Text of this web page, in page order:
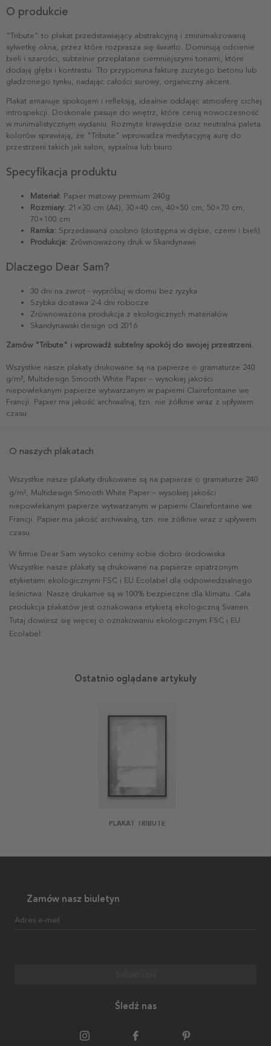
O produkcie
"Tribute" to plakat przedstawiający abstrakcyjną i zminimalizowaną
sylwetkę okna, przez które rozprasza się światło. Dominują odcienie
bieli i szarości, subtelnie przeplatane ciemniejszymi tonami, które
dodają głębi i kontrastu. Tło przypomina fakturę zużytego betonu lub
gładzonego tynku, nadając całości surowy, organiczny akcent.
Plakat emanuje spokojem i refleksją, idealnie oddając atmosferę cichej
introspekcji. Doskonale pasuje do wnętrz, które cenią nowoczesność
w minimalistycznym wydaniu. Rozmyte krawędzie oraz neutralna paleta
kolorów sprawiają, że "Tribute" wprowadza medytacyjną aurę do
przestrzeni takich jak salon, sypialnia lub biuro.
Specyfikacja produktu
Materiał: Papier matowy premium 240g
Rozmiary: 21×30 cm (A4), 30×40 cm, 40×50 cm, 50×70 cm,
70×100 cm
Ramka: Sprzedawana osobno (dostępna w dębie, czerni i bieli)
Produkcja: Zrównoważony druk w Skandynawii
Dlaczego Dear Sam?
30 dni na zwrot - wypróbuj w domu bez ryzyka
Szybka dostawa 2-4 dni robocze
Zrównoważona produkcja z ekologicznych materiałów
Skandynawski design od 2016
Zamów "Tribute" i wprowadź subtelny spokój do swojej przestrzeni.
Wszystkie nasze plakaty drukowane są na papierze o gramaturze 240
g/m², Multidesign Smooth White Paper – wysokiej jakości
niepowlekanym papierze wytwarzanym w papierni Clairefontaine we
Francji. Papier ma jakość archiwalną, tzn. nie żółknie wraz z upływem
czasu.
O naszych plakatach
Wszystkie nasze plakaty drukowane są na papierze o gramaturze 240
g/m², Multidesign Smooth White Paper – wysokiej jakości
niepowlekanym papierze wytwarzanym w papierni Clairefontaine we
Francji. Papier ma jakość archiwalną, tzn. nie żółknie wraz z upływem
czasu.
W firmie Dear Sam wysoko cenimy sobie dobro środowiska.
Wszystkie nasze plakaty są drukowane na papierze opatrzonym
etykietami ekologicznymi FSC i EU Ecolabel dla odpowiedzialnego
leśnictwa. Nasze drukarnie są w 100% bezpieczne dla klimatu. Cała
produkcja plakatów jest oznakowana etykietą ekologiczną Svanen.
Tutaj dowiesz się więcej o oznakowaniu ekologicznym FSC i EU
Ecolabel.
Ostatnio oglądane artykuły
PLAKAT TRIBUTE
Zamów nasz biuletyn
Adres e-mail
Śledź nas